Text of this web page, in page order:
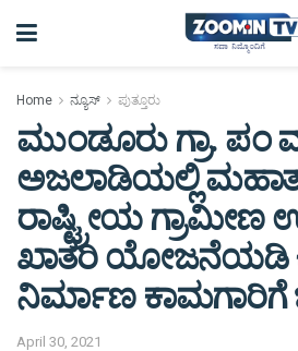
Home ನ್ಯೂಸ್ ಪುತ್ತೂರು
ಮುಂಡೂರು ಗ್ರಾ. ಪಂ
ಅಜಲಾಡಿಯಲ್ಲಿ
ರಾಷ್ಟ್ರೀಯ ಗ್ರಾಮೀಣ
ಖಾತರಿ ಯೋಜನೆಯಡಿ
ನಿರ್ಮಾಣ ಕಾಮಗಾರಿಗೆ
April 30, 2021